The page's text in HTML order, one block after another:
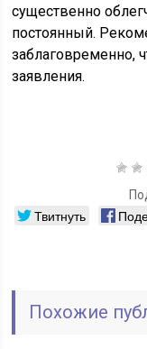
существенно
постоянный.
заблаговременно,
заявления.
Твитнуть
Похожие